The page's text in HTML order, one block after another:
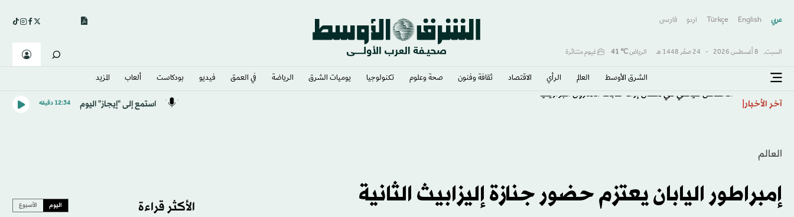
عربي English
Türkçe اردو فارسى
السبت, 8 أغسطس 2026 - 24 صفَر 1448 هـ الرياض℃
41 غيوم متناثرة
الشرق الأوسط​ العالم الرأي الاقتصاد ثقافة وفنون صحة وعلوم تكنولوجيا يوميات الشرق​ الرياضة في العمق فيديو بودكاست ألعاب المزيد
آخر الأخبار انخفاض قياسي في معدل إزالة غابات الأمازون البرازيلية استمع إلى "إيجاز" اليوم 12:34 دقيقه
العالم
إمبراطور اليابان يعتزم حضور جنازة إليزابيث الثانية الأكثر قراءة اليوم الأسبوع